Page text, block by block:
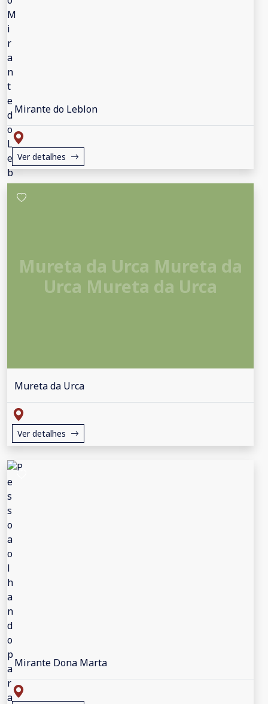
Mirante do Leblon
Ver detalhes
Mureta da Urca Mureta da
Urca Mureta da Urca
Mureta da Urca
Ver detalhes
Mirante Dona Marta